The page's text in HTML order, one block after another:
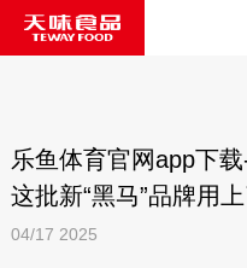
乐鱼体育官网app下
这批新“黑马”品牌用
04/17 2025